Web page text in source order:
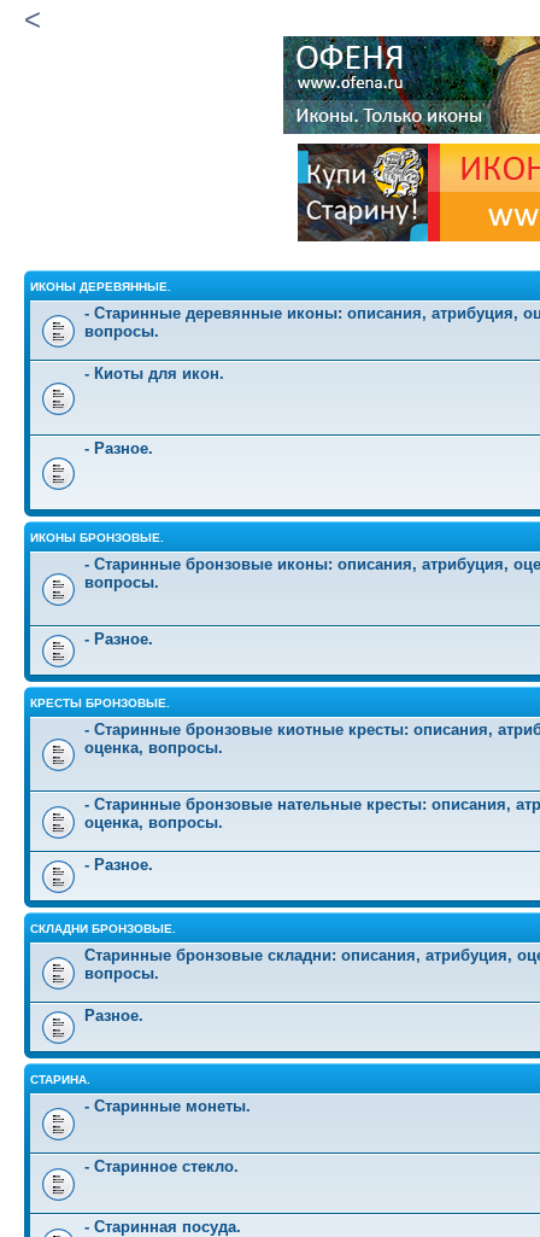
<
ИКОНЫ ДЕРЕВЯННЫЕ.
- Старинные деревянные иконы: описания, атрибуция,
вопросы.
- Киоты для икон.
- Разное.
ИКОНЫ БРОНЗОВЫЕ.
- Старинные бронзовые иконы: описания, атрибуция,
вопросы.
- Разное.
КРЕСТЫ БРОНЗОВЫЕ.
- Старинные бронзовые киотные кресты: описания,
оценка, вопросы.
- Старинные бронзовые нательные кресты: описания,
оценка, вопросы.
- Разное.
СКЛАДНИ БРОНЗОВЫЕ.
Старинные бронзовые складни: описания, атрибуция,
вопросы.
Разное.
СТАРИНА.
- Старинные монеты.
- Старинное стекло.
- Старинная посуда.